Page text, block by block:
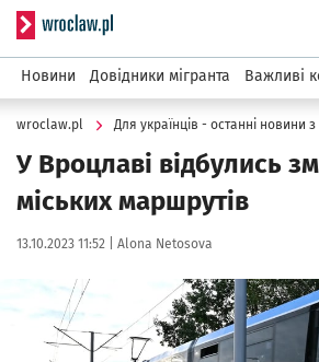
Serwis informacyjny
Новини Довідники мігранта Важливі
wroclaw.pl Для українців - останні новини
У Вроцлаві відбулись
міських маршрутів
Data publikacji:
13.10.2023 11:52 | Autor:
Alona Netosova
Kliknij, aby powiększyć